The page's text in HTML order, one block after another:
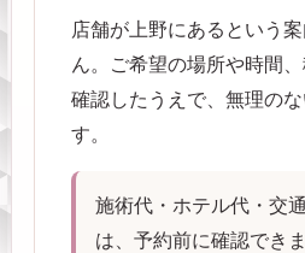
店舗が上野にあるという
ん。ご希望の場所や時間
確認したうえで、無理の
す。
施術代・ホテル代・交
は、予約前に確認でき